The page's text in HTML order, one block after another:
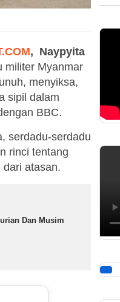
, Naypyita
militer Myanmar
menyiksa,
sipil dalam
BBC.
serdadu-serdadu
rinci tentang
atasan.
Dan Musim